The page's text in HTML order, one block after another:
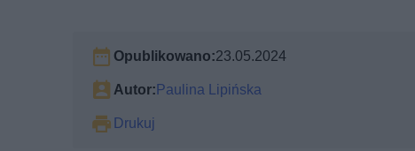
Opublikowano:23.05.2024
Autor:Paulina Lipińska
Drukuj